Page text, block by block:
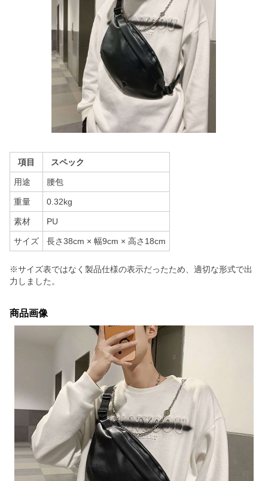
項目 スペック
用途 腰包
重量 0.32kg
素材 PU
サイズ 長さ38cm × 幅9cm × 高さ18cm
※サイズ表ではなく製品仕様の表示だったため、適切な形式で出
力しました。
商品画像